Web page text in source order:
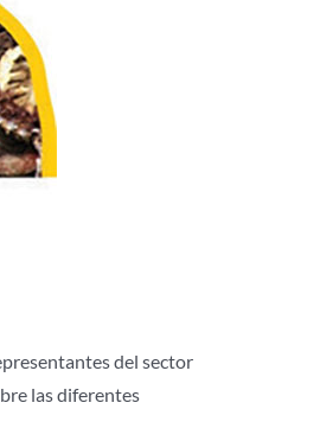
del sector
las diferentes